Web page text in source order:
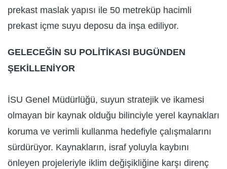
prekast maslak yapısı ile 50 metreküp hacimli
prekast içme suyu deposu da inşa ediliyor.
GELECEĞİN SU POLİTİKASI BUGÜNDEN
ŞEKİLLENİYOR
İSU Genel Müdürlüğü, suyun stratejik ve ikamesi
olmayan bir kaynak olduğu bilinciyle yerel kaynakları
koruma ve verimli kullanma hedefiyle çalışmalarını
sürdürüyor. Kaynakların, israf yoluyla kaybını
önleyen projeleriyle iklim değişikliğine karşı direnç